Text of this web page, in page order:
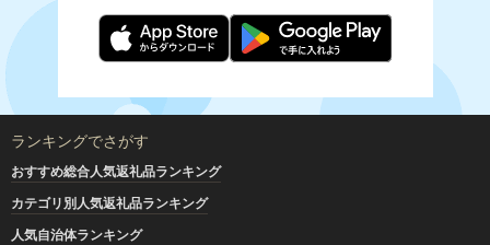
ランキングでさがす
おすすめ総合人気返礼品ランキング
カテゴリ別人気返礼品ランキング
人気自治体ランキング